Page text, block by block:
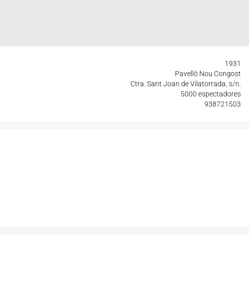
1931
Pavelló Nou Congost
Ctra. Sant Joan de Vilatorrada, s/n.
5000 espectadores
938721503